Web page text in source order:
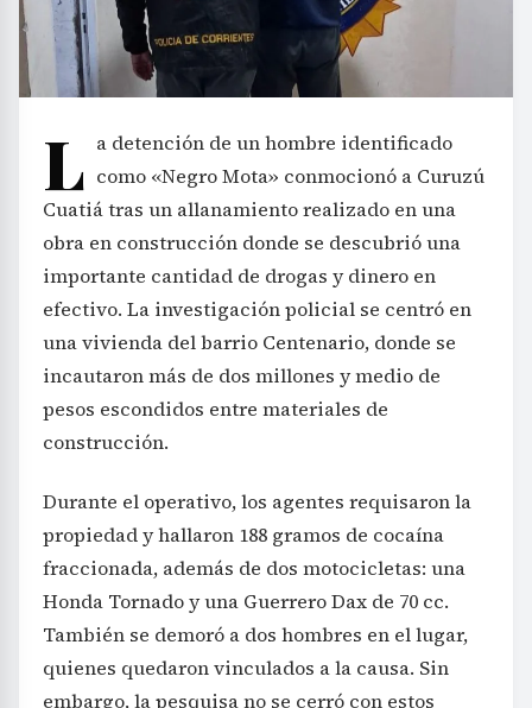
L a detención de un hombre identificado
como «Negro Mota» conmocionó a Curuzú
Cuatiá tras un allanamiento realizado en una
obra en construcción donde se descubrió una
importante cantidad de drogas y dinero en
efectivo. La investigación policial se centró en
una vivienda del barrio Centenario, donde se
incautaron más de dos millones y medio de
pesos escondidos entre materiales de
construcción.
Durante el operativo, los agentes requisaron la
propiedad y hallaron 188 gramos de cocaína
fraccionada, además de dos motocicletas: una
Honda Tornado y una Guerrero Dax de 70 cc.
También se demoró a dos hombres en el lugar,
quienes quedaron vinculados a la causa. Sin
embargo, la pesquisa no se cerró con estos